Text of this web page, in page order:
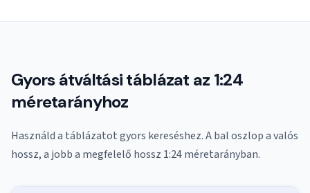
Gyors átváltási táblázat az 1:24
méretarányhoz
Használd a táblázatot gyors kereséshez. A bal oszlop a valós
hossz, a jobb a megfelelő hossz 1:24 méretarányban.